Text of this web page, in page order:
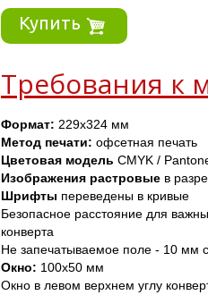
Купить
Требования к
Формат: 229х324 мм
Метод печати: офсетная печать
Цветовая модель CMYK /
Изображения растровые в
Шрифты переведены в кривые
Безопасное расстояние для
конверта
Не запечатываемое поле - 10 мм
Окно: 100х50 мм
Окно в левом верхнем углу